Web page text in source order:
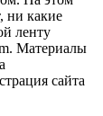
ни какие
ленту
Материалы
сайта